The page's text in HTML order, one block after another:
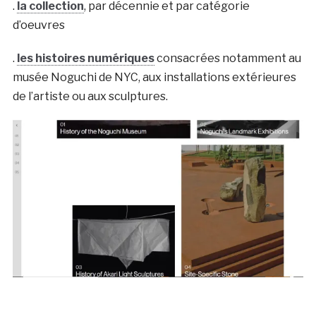
. la collection, par décennie et par catégorie
d’oeuvres
. les histoires numériquesconsacrées notamment au
musée Noguchi de NYC, aux installations extérieures
de l’artiste ou aux sculptures.